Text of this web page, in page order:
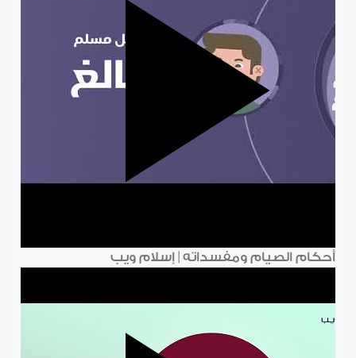
أحكام الصيام ومفسداته | إسلام ويب